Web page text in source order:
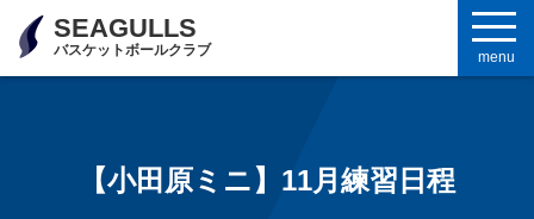
SEAGULLS
バスケットボールクラブ menu
【小田原ミニ】11月練習日程